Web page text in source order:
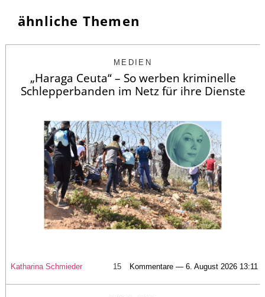
ähnliche Themen
MEDIEN
„Haraga Ceuta“ – So werben kriminelle
Schlepperbanden im Netz für ihre Dienste
Katharina Schmieder 15 Kommentare — 6. August 2026 13:11